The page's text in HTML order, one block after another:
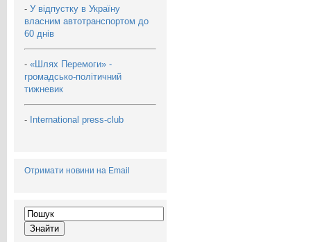
- У відпустку в Україну
власним автотранспортом до
60 днів
- «Шлях Перемоги» -
громадсько-політичний
тижневик
- International press-club
Отримати новини на Email